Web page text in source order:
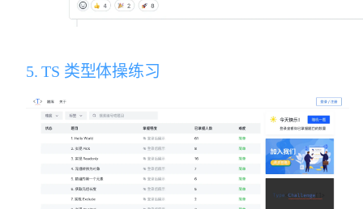
5. TS 类型体操练习